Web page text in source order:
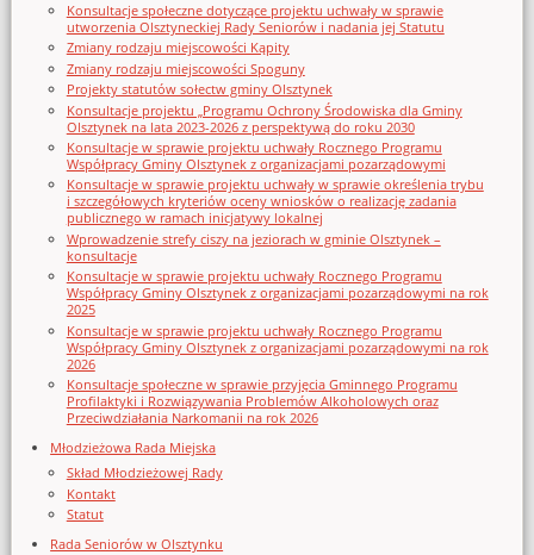
Konsultacje społeczne dotyczące projektu uchwały w sprawie
utworzenia Olsztyneckiej Rady Seniorów i nadania jej Statutu
Zmiany rodzaju miejscowości Kąpity
Zmiany rodzaju miejscowości Spoguny
Projekty statutów sołectw gminy Olsztynek
Konsultacje projektu „Programu Ochrony Środowiska dla Gminy
Olsztynek na lata 2023-2026 z perspektywą do roku 2030
Konsultacje w sprawie projektu uchwały Rocznego Programu
Współpracy Gminy Olsztynek z organizacjami pozarządowymi
Konsultacje w sprawie projektu uchwały w sprawie określenia trybu
i szczegółowych kryteriów oceny wniosków o realizację zadania
publicznego w ramach inicjatywy lokalnej
Wprowadzenie strefy ciszy na jeziorach w gminie Olsztynek –
konsultacje
Konsultacje w sprawie projektu uchwały Rocznego Programu
Współpracy Gminy Olsztynek z organizacjami pozarządowymi na rok
2025
Konsultacje w sprawie projektu uchwały Rocznego Programu
Współpracy Gminy Olsztynek z organizacjami pozarządowymi na rok
2026
Konsultacje społeczne w sprawie przyjęcia Gminnego Programu
Profilaktyki i Rozwiązywania Problemów Alkoholowych oraz
Przeciwdziałania Narkomanii na rok 2026
Młodzieżowa Rada Miejska
Skład Młodzieżowej Rady
Kontakt
Statut
Rada Seniorów w Olsztynku